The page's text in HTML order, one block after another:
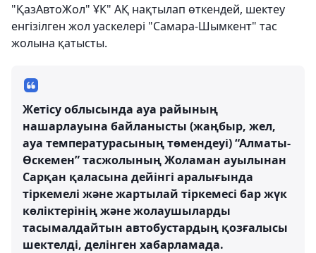
"ҚазАвтоЖол" ҰК" АҚ нақтылап өткендей, шектеу
енгізілген жол уаскелері "Самара-Шымкент" тас
жолына қатысты.
Жетісу облысында ауа райының
нашарлауына байланысты (жаңбыр, жел,
ауа температурасының төмендеуі) “Алматы-
Өскемен” тасжолының Жоламан ауылынан
Сарқан қаласына дейінгі аралығында
тіркемелі және жартылай тіркемесі бар жүк
көліктерінің және жолаушыларды
тасымалдайтын автобустардың қозғалысы
шектелді, делінген хабарламада.